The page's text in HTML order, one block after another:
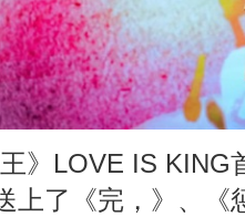
》LOVE IS KING
上了《完，》、